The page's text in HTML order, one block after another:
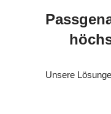
Unsere